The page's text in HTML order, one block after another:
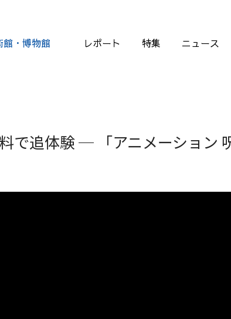
館・博物館 レポート 特集 ニュース
で追体験 ─ 「アニメーション